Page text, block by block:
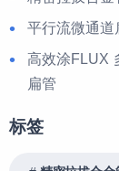
平行流微通道
高效涂FLUX
扁管
标签